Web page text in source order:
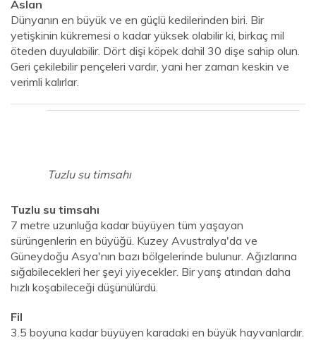
Aslan
Dünyanın en büyük ve en güçlü kedilerinden biri. Bir
yetişkinin kükremesi o kadar yüksek olabilir ki, birkaç mil
öteden duyulabilir. Dört dişi köpek dahil 30 dişe sahip olun.
Geri çekilebilir pençeleri vardır, yani her zaman keskin ve
verimli kalırlar.
Tuzlu su timsahı
Tuzlu su timsahı
7 metre uzunluğa kadar büyüyen tüm yaşayan
sürüngenlerin en büyüğü. Kuzey Avustralya'da ve
Güneydoğu Asya'nın bazı bölgelerinde bulunur. Ağızlarına
sığabilecekleri her şeyi yiyecekler. Bir yarış atından daha
hızlı koşabileceği düşünülürdü.
Fil
3.5 boyuna kadar büyüyen karadaki en büyük hayvanlardır.